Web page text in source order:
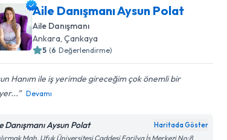
Aile Danışmanı Aysun Polat
Aile Danışmanı
Ankara , Çankaya
5 (6 Değerlendirme)
Hanım ile iş yerimde gireceğim çok önemli bir
Devamı
Danışmanı Aysun Polat Haritada Göster
Mah. Ufuk Üniversitesi Caddesi Farilya İş Merkezi No:8